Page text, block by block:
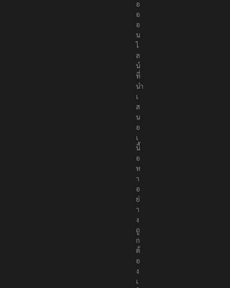
T
h
e
R
e
p
o
r
t
e
r
s
เ
ป็
น
สื่
อ
อ
อ
น
ไ
ล